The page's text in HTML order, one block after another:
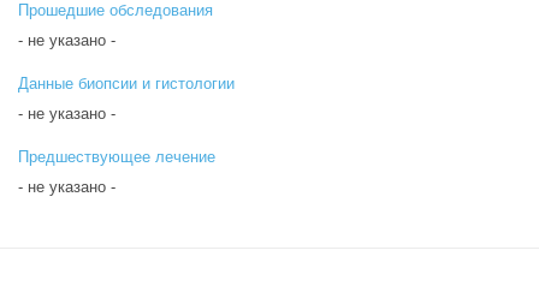
Прошедшие обследования
- не указано -
Данные биопсии и гистологии
- не указано -
Предшествующее лечение
- не указано -